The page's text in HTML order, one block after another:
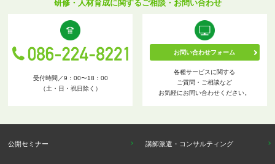
研修・人材育成に関するご相談・お問い合わせ
受付時間／9：00〜18：00
（土・日・祝日除く）
お問い合わせフォーム
各種サービスに関する
ご質問・ご相談など
お気軽にお問い合わせください。
公開セミナー 講師派遣・コンサルティング